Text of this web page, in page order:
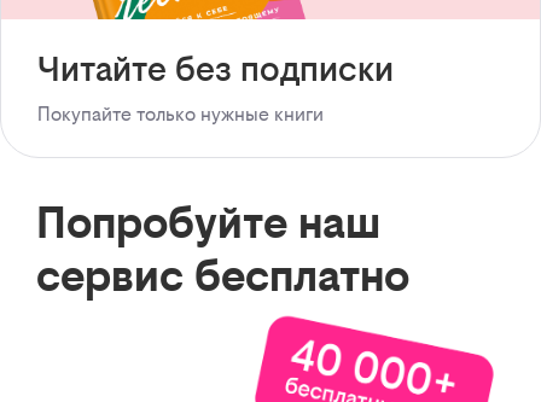
Читайте без подписки
Покупайте только нужные книги
Попробуйте наш
сервис бесплатно